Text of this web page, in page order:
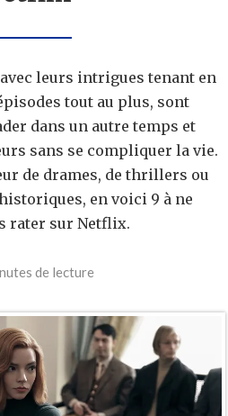
leurs intrigues tenant en
tout au plus, sont
dans un autre temps et
sans se compliquer la vie.
de drames, de thrillers ou
en voici 9 à ne
rater sur Netflix.
de lecture